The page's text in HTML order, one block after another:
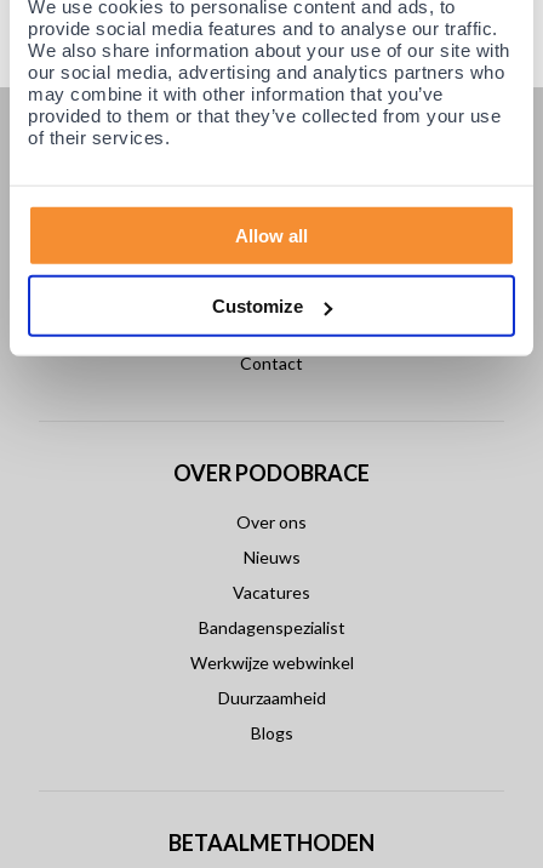
We use cookies to personalise content and ads, to
provide social media features and to analyse our traffic.
We also share information about your use of our site with
our social media, advertising and analytics partners who
may combine it with other information that you’ve
provided to them or that they’ve collected from your use
of their services.
Allow all
Customize
Contact
OVER PODOBRACE
Over ons
Nieuws
Vacatures
Bandagenspezialist
Werkwijze webwinkel
Duurzaamheid
Blogs
BETAALMETHODEN